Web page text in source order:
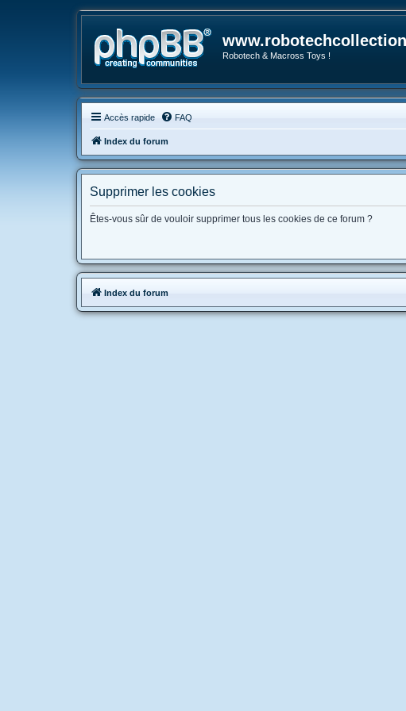
Robotech & Macross Toys !
Accès rapide FAQ
Index du forum
Supprimer les cookies
Êtes-vous sûr de vouloir supprimer tous les cookies de ce forum ?
Index du forum